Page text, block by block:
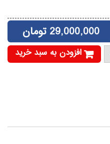
29,000,000 تومان
افزودن به سبد خرید